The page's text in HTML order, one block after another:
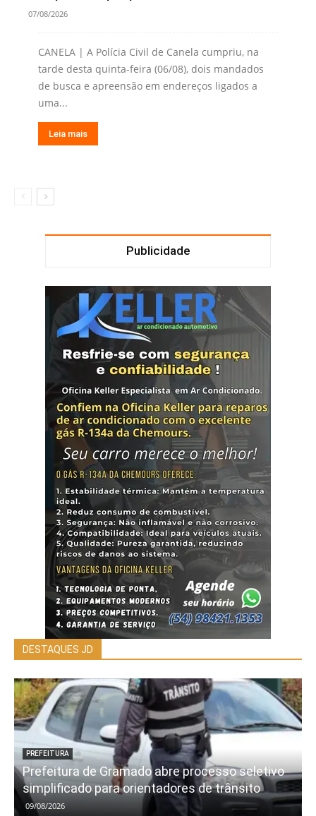
07/08/2026
CANELA | A Polícia Civil de Canela cumpriu, na
tarde desta quinta-feira (06/08), dois mandados
de busca e apreensão em endereços ligados a
uma...
Leia mais
Publicidade
DESTAQUES JD
PREFEITURA
Prefeitura de Gramado abre processo seletivo
simplificado para orientadores de trânsito
09/08/2026